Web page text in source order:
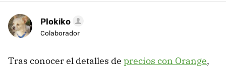
Plokiko
Colaborador
Tras conocer el detalles de precios con Orange,